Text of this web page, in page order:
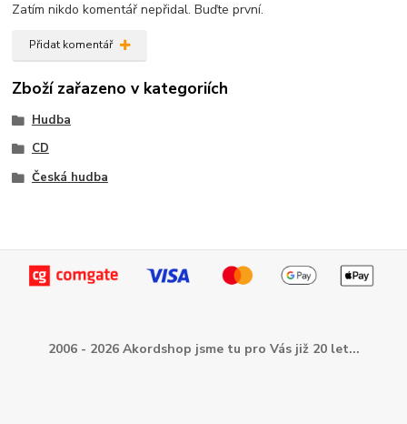
Zatím nikdo komentář nepřidal. Buďte první.
Přidat komentář
Zboží zařazeno v kategoriích
Hudba
CD
Česká hudba
2006 - 2026 Akordshop jsme tu pro Vás již 20 let...